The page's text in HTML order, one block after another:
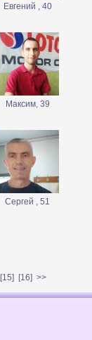
Евгений , 40
Максим, 39
Сергей , 51
15] [16] >>